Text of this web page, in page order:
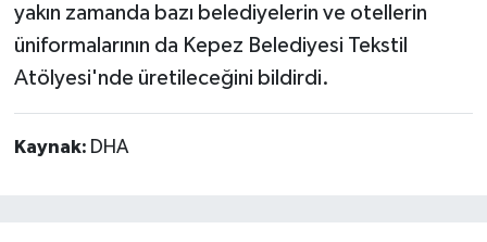
yakın zamanda bazı belediyelerin ve otellerin
üniformalarının da Kepez Belediyesi Tekstil
Atölyesi'nde üretileceğini bildirdi.
Kaynak: DHA